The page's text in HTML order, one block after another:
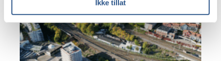
Ikke tillat